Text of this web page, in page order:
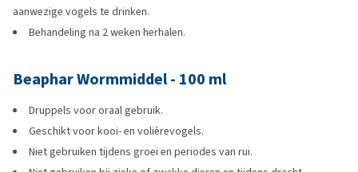
aanwezige vogels te drinken.
Behandeling na 2 weken herhalen.
Beaphar Wormmiddel - 100 ml
Druppels voor oraal gebruik.
Geschikt voor kooi- en volièrevogels.
Niet gebruiken tijdens groei en periodes van rui.